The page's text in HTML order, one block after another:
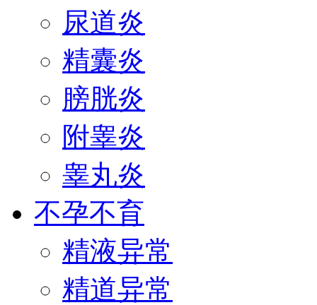
尿道炎
精囊炎
膀胱炎
附睾炎
睾丸炎
不孕不育
精液异常
精道异常